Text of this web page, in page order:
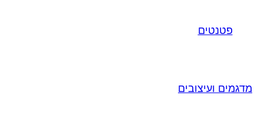
פטנטים
מדגמים ועיצובים